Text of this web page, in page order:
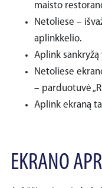
maisto
Netoliese –
aplinkkelio.
Aplink
Netoliese
– parduotuvė
Aplink ekraną
EKRANO